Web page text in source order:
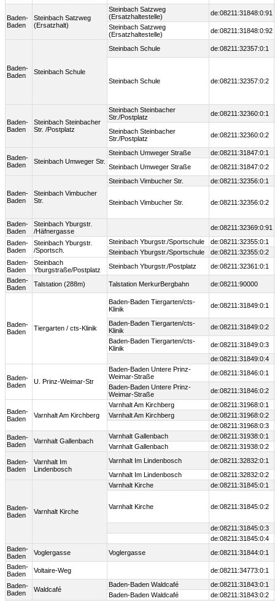
Baden-
Baden
Steinbach Satzweg
(Ersatzhalt)
Steinbach Satzweg
(Ersatzhaltestelle)
de:08211:31848:0:91
Steinbach Satzweg
(Ersatzhaltestelle)
de:08211:31848:0:92
Baden-
Baden
Steinbach Schule
Steinbach Schule de:08211:32357:0:1
Steinbach Schule de:08211:32357:0:2
Baden-
Baden
Steinbach Steinbacher
Str. /Postplatz
Steinbach Steinbacher
Str./Postplatz
de:08211:32360:0:1
Steinbach Steinbacher
Str./Postplatz
de:08211:32360:0:2
Baden-
Baden
Steinbach Umweger Str.
Steinbach Umweger Straße
de:08211:31847:0:1
Steinbach Umweger Straße
de:08211:31847:0:2
Baden-
Baden
Steinbach Vimbucher
Str.
Steinbach Vimbucher Str. de:08211:32356:0:1
Steinbach Vimbucher Str. de:08211:32356:0:2
Baden-
Baden
Steinbach Yburgstr.
/Häfnergasse
de:08211:32369:0:91
Baden-
Baden
Steinbach Yburgstr.
/Sportsch.
Steinbach Yburgstr./Sportschule
de:08211:32355:0:1
Steinbach Yburgstr./Sportschule
de:08211:32355:0:2
Baden-
Baden
Steinbach
Yburgstraße/Postplatz
Steinbach Yburgstr./Postplatz
de:08211:32361:0:1
Baden-
Baden
Talstation (288m) Talstation MerkurBergbahn de:08211:90000
Baden-
Baden
Tiergarten / cts-Klinik
Baden-Baden Tiergarten/cts-
Klinik
de:08211:31849:0:1
Baden-Baden Tiergarten/cts-
Klinik
de:08211:31849:0:2
Baden-Baden Tiergarten/cts-
Klinik
de:08211:31849:0:3
de:08211:31849:0:4
Baden-
Baden
U. Prinz-Weimar-Str
Baden-Baden Untere Prinz-
Weimar-Straße
de:08211:31846:0:1
Baden-Baden Untere Prinz-
Weimar-Straße
de:08211:31846:0:2
Baden-
Baden
Varnhalt Am Kirchberg
Varnhalt Am Kirchberg
de:08211:31968:0:1
Varnhalt Am Kirchberg
de:08211:31968:0:2
de:08211:31968:0:3
Baden-
Baden
Varnhalt Gallenbach
Varnhalt Gallenbach
de:08211:31938:0:1
Varnhalt Gallenbach
de:08211:31938:0:2
Baden-
Baden
Varnhalt Im
Lindenbosch
Varnhalt Im Lindenbosch
de:08211:32832:0:1
Varnhalt Im Lindenbosch
de:08211:32832:0:2
Baden-
Baden
Varnhalt Kirche
Varnhalt Kirche de:08211:31845:0:1
Varnhalt Kirche de:08211:31845:0:2
de:08211:31845:0:3
de:08211:31845:0:4
Baden-
Baden
Voglergasse Voglergasse
de:08211:31844:0:1
Baden-
Baden
Voltaire-Weg de:08211:34773:0:1
Baden-
Baden
Waldcafé
Baden-Baden Waldcafé
de:08211:31843:0:1
Baden-Baden Waldcafé
de:08211:31843:0:2